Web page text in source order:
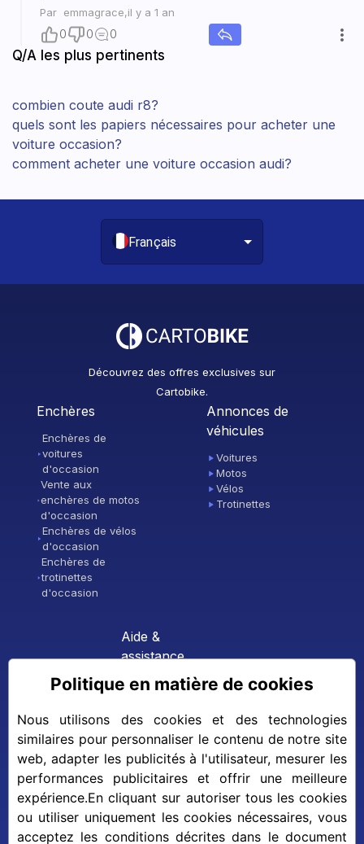
Par emmagrace,il y a 1 an
0 0 0
Q/A les plus pertinents
combien coute audi r8?
quels sont les papiers nécessaires pour acheter une
voiture occasion?
comment acheter une voiture occasion audi​?
Français
Découvrez des offres exclusives sur
Cartobike.
Enchères
Enchères de
voitures
d'occasion
Vente aux
enchères de motos
d'occasion
Enchères de vélos
d'occasion
Enchères de
trotinettes
d'occasion
Annonces de
véhicules
Voitures
Motos
Vélos
Trotinettes
Aide &
assistance
Contacter
FAQ (foire aux
questions)
Devenir un
partenaire
Politique en matière de cookies
Nous utilisons des cookies et des technologies
similaires pour personnaliser le contenu de notre site
web, adapter les publicités à l'utilisateur, mesurer les
performances publicitaires et offrir une meilleure
expérience.En cliquant sur autoriser tous les cookies
ou utiliser uniquement les cookies nécessaires, vous
acceptez les conditions décrites dans le document